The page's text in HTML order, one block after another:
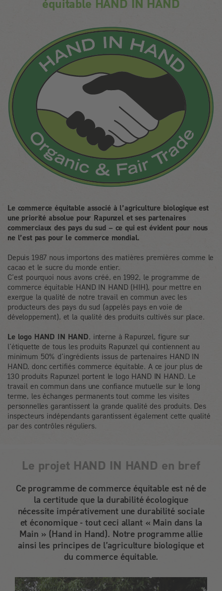
équitable HAND IN HAND
Le commerce équitable associé à l’agriculture biologique est
une priorité absolue pour Rapunzel et ses partenaires
commerciaux des pays du sud – ce qui est évident pour nous
ne l’est pas pour le commerce mondial.
Depuis 1987 nous importons des matières premières comme le
cacao et le sucre du monde entier.
C’est pourquoi nous avons créé, en 1992, le programme de
commerce équitable HAND IN HAND (HIH), pour mettre en
exergue la qualité de notre travail en commun avec les
producteurs des pays du sud (appelés pays en voie de
développement), et la qualité des produits cultivés sur place.
Le logo HAND IN HAND, interne à Rapunzel, figure sur
l’étiquette de tous les produits Rapunzel qui contiennent au
minimum 50% d’ingrédients issus de partenaires HAND IN
HAND, donc certifiés commerce équitable. A ce jour plus de
130 produits Rapunzel portent le logo HAND IN HAND. Le
travail en commun dans une confiance mutuelle sur le long
terme, les échanges permanents tout comme les visites
personnelles garantissent la grande qualité des produits. Des
inspecteurs indépendants garantissent également cette qualité
par des contrôles réguliers.
Le projet HAND IN HAND en bref
Ce programme de commerce équitable est né de
la certitude que la durabilité écologique
nécessite impérativement une durabilité sociale
et économique - tout ceci allant « Main dans la
Main » (Hand in Hand). Notre programme allie
ainsi les principes de l’agriculture biologique et
du commerce équitable.